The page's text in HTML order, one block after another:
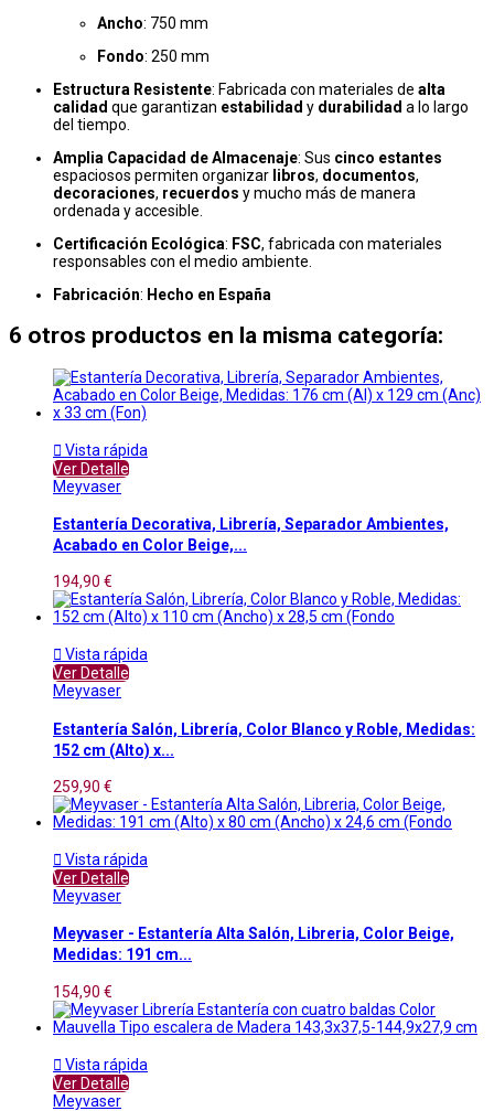
Ancho: 750 mm
Fondo: 250 mm
Estructura Resistente: Fabricada con materiales de alta
calidad que garantizan estabilidad y durabilidad a lo largo
del tiempo.
Amplia Capacidad de Almacenaje: Sus cinco estantes
espaciosos permiten organizar libros, documentos,
decoraciones, recuerdos y mucho más de manera
ordenada y accesible.
Certificación Ecológica: FSC, fabricada con materiales
responsables con el medio ambiente.
Fabricación: Hecho en España
6 otros productos en la misma categoría:
 Vista rápida
Ver Detalle
Meyvaser
Estantería Decorativa, Librería, Separador Ambientes,
Acabado en Color Beige,...
194,90 €
 Vista rápida
Ver Detalle
Meyvaser
Estantería Salón, Librería, Color Blanco y Roble, Medidas:
152 cm (Alto) x...
259,90 €
 Vista rápida
Ver Detalle
Meyvaser
Meyvaser - Estantería Alta Salón, Libreria, Color Beige,
Medidas: 191 cm...
154,90 €
 Vista rápida
Ver Detalle
Meyvaser